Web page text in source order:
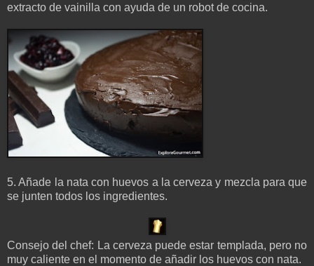
extracto de vainilla con ayuda de un robot de cocina.
5. Añade la nata con huevos a la cerveza y mezcla para que
se junten todos los ingredientes.
Consejo del chef: La cerveza puede estar templada, pero no
muy caliente en el momento de añadir los huevos con nata.